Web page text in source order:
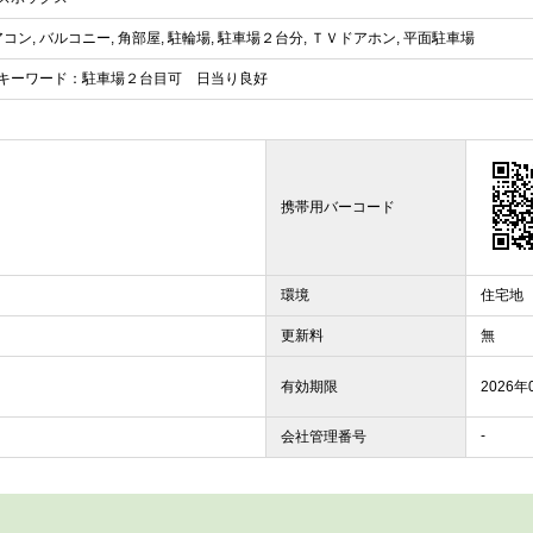
ン, バルコニー, 角部屋, 駐輪場, 駐車場２台分, ＴＶドアホン, 平面駐車場
ーワード：駐車場２台目可 日当り良好
携帯用バーコード
環境 住宅地
更新料 無
有効期限 2026年
会社管理番号 -